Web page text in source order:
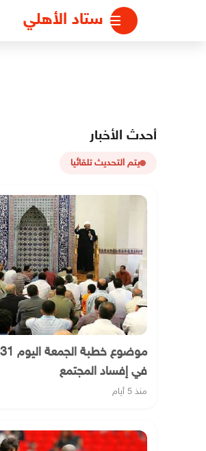
ستاد الأهلي
أحدث الأخبار
يتم التحديث تلقائيا
في إفساد المجتمع
منذ 5 أيام